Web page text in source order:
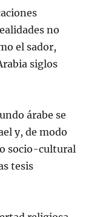
no
el sador,
siglos
árabe se
y, de modo
socio-cultural
tesis